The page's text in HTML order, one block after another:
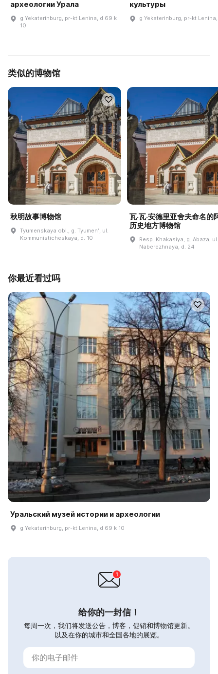
археологии Урала
g Yekaterinburg, pr-kt Lenina, d 69 k
10
культуры
g Yekaterinburg, pr-kt
类似的博物馆
秋明故事博物馆
Tyumenskaya obl., g. Tyumenʹ, ul.
Kommunisticheskaya, d. 10
瓦·瓦·安德里亚舍夫命名的
历史地方博物馆
Resp. Khakasiya, g. Abaza, ul.
Naberezhnaya, d. 24
你最近看过吗
Уральский музей истории и археологии
g Yekaterinburg, pr-kt Lenina, d 69 k 10
给你的一封信！
每周一次，我们将发送公告，博客，促销和博物馆更新。
以及在你的城市和全国各地的展览。